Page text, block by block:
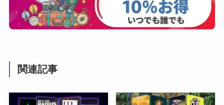
関連記事